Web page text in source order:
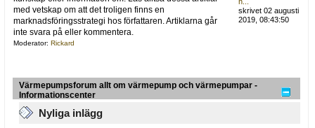
med vetskap om att det troligen finns en
marknadsföringsstrategi hos författaren. Artiklarna går
inte svara på eller kommentera.
Moderator: Rickard
skrivet 02 augusti
2019, 08:43:50
Värmepumpsforum allt om värmepump och värmepumpar -
Informationscenter
Nyliga inlägg